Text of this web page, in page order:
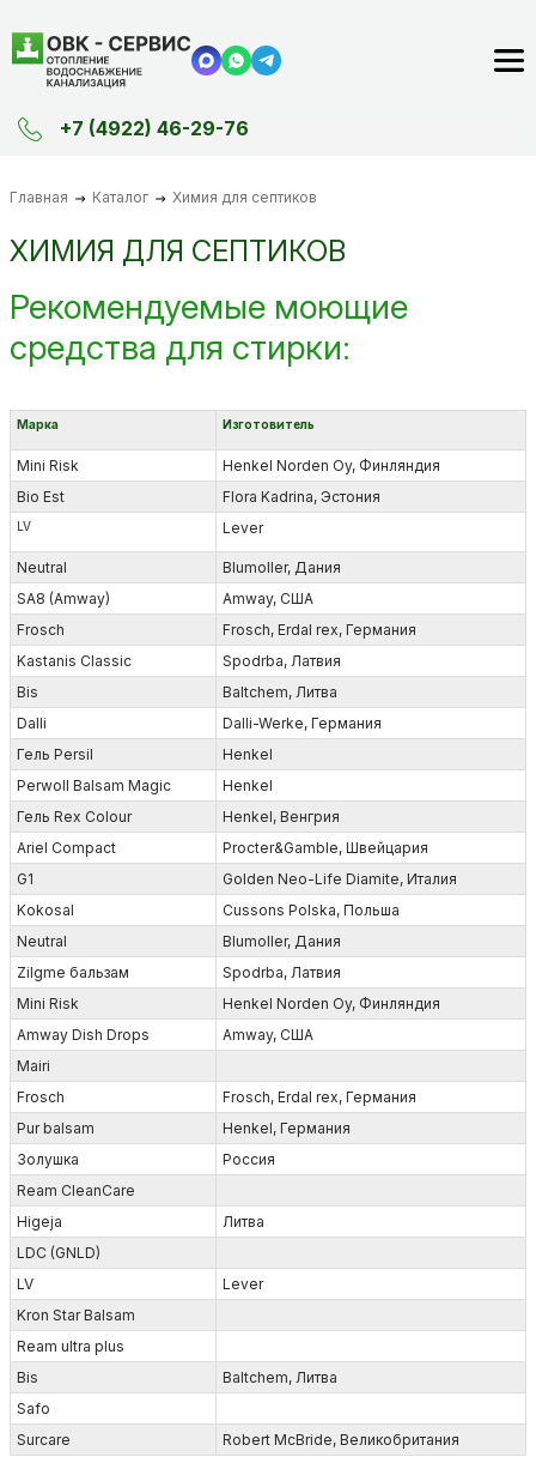
+7 (4922) 46-29-76
Главная Каталог Химия для септиков
ХИМИЯ ДЛЯ СЕПТИКОВ
Рекомендуемые моющие
средства для стирки:
Марка Изготовитель
Mini Risk
Henkel Norden Oy, Финляндия
Bio Est
Flora Kadrina, Эстония
LV Lever
Neutral
Blumoller, Дания
SA8 (Amway)
Amway, США
Frosch
Frosch, Erdal rex, Германия
Kastanis Classic
Spodrba, Латвия
Bis
Baltchem, Литва
Dalli
Dalli-Werke, Германия
Гель Persil
Henkel
Perwoll Balsam Magic
Henkel
Гель Rex Colour
Henkel, Венгрия
Ariel Compact
Procter&Gamble, Швейцария
G1
Golden Neo-Life Diamite, Италия
Kokosal
Cussons Polska, Польша
Neutral
Blumoller, Дания
Zilgme бальзам
Spodrba, Латвия
Mini Risk
Henkel Norden Oy, Финляндия
Amway Dish Drops
Amway, США
Mairi
Frosch
Frosch, Erdal rex, Германия
Pur balsam
Henkel, Германия
Золушка
Россия
Ream CleanCare
Higeja
Литва
LDC (GNLD)
LV
Lever
Kron Star Balsam
Ream ultra plus
Bis
Baltchem, Литва
Safo
Surcare
Robert McBride, Великобритания